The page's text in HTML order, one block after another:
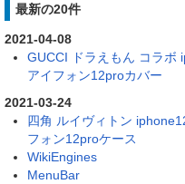
最新の20件
2021-04-08
GUCCI ドラえもん コラボ
アイフォン12proカバー
2021-03-24
四角 ルイヴィトン
フォン12proケース
WikiEngines
MenuBar